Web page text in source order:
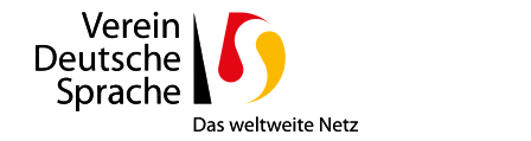
springen